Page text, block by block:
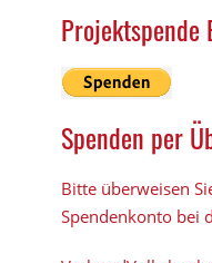
Projektspende
Spenden per
Bitte überweisen
Spendenkonto bei